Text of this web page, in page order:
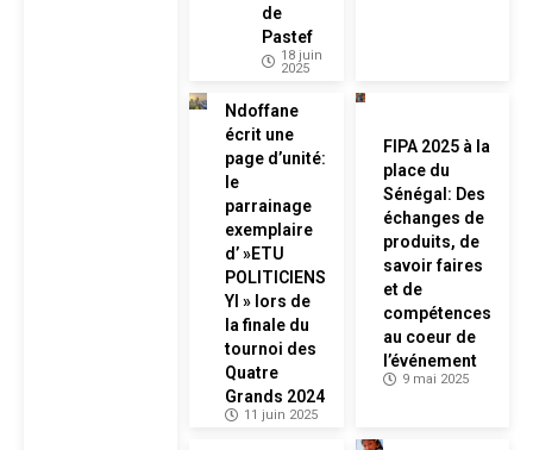
de
Pastef
18 juin
2025
Ndoffane
écrit une
page d’unité:
le
parrainage
exemplaire
d’ »ETU
POLITICIENS
YI » lors de
la finale du
tournoi des
Quatre
Grands 2024
11 juin 2025
FIPA 2025 à la
place du
Sénégal: Des
échanges de
produits, de
savoir faires
et de
compétences
au coeur de
l’événement
9 mai 2025